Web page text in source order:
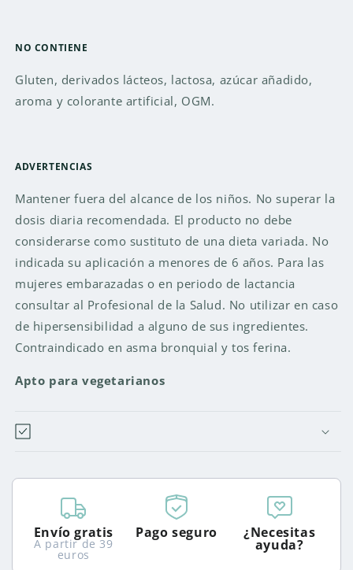
NO CONTIENE
Gluten, derivados lácteos, lactosa, azúcar añadido,
aroma y colorante artificial, OGM.
ADVERTENCIAS
Mantener fuera del alcance de los niños. No superar la
dosis diaria recomendada. El producto no debe
considerarse como sustituto de una dieta variada. No
indicada su aplicación a menores de 6 años. Para las
mujeres embarazadas o en periodo de lactancia
consultar al Profesional de la Salud. No utilizar en caso
de hipersensibilidad a alguno de sus ingredientes.
Contraindicado en asma bronquial y tos ferina.
Apto para vegetarianos
Envío gratis
A partir de 39
euros
Pago seguro ¿Necesitas
ayuda?